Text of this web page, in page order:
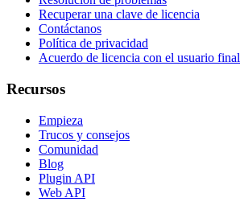
Recuperar una clave de licencia
Contáctanos
Política de privacidad
Acuerdo de licencia con el usuario final
Recursos
Empieza
Trucos y consejos
Comunidad
Blog
Plugin API
Web API